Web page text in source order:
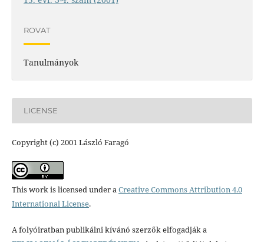
ROVAT
Tanulmányok
LICENSE
Copyright (c) 2001 László Faragó
This work is licensed under aCreative Commons Attribution 4.0
International License.
A folyóiratban publikálni kívánó szerzők elfogadják a